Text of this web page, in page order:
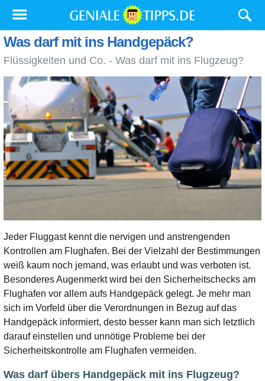
Was darf mit ins Handgepäck?
Flüssigkeiten und Co. - Was darf mit ins Flugzeug?
Jeder Fluggast kennt die nervigen und anstrengenden
Kontrollen am Flughafen. Bei der Vielzahl der Bestimmungen
weiß kaum noch jemand, was erlaubt und was verboten ist.
Besonderes Augenmerkt wird bei den Sicherheitschecks am
Flughafen vor allem aufs Handgepäck gelegt. Je mehr man
sich im Vorfeld über die Verordnungen in Bezug auf das
Handgepäck informiert, desto besser kann man sich letztlich
darauf einstellen und unnötige Probleme bei der
Sicherheitskontrolle am Flughafen vermeiden.
Was darf übers Handgepäck mit ins Flugzeug?